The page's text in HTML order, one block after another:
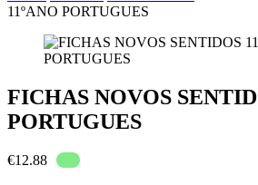
11ºANO PORTUGUES
FICHAS NOVOS
PORTUGUES
€12.88